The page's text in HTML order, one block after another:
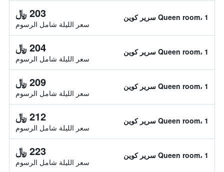
Queen room، 1 سرير كوين 203 ﷼
سعر الليلة شامل الرسوم
Queen room، 1 سرير كوين 204 ﷼
سعر الليلة شامل الرسوم
Queen room، 1 سرير كوين 209 ﷼
سعر الليلة شامل الرسوم
Queen room، 1 سرير كوين 212 ﷼
سعر الليلة شامل الرسوم
Queen room، 1 سرير كوين 223 ﷼
سعر الليلة شامل الرسوم